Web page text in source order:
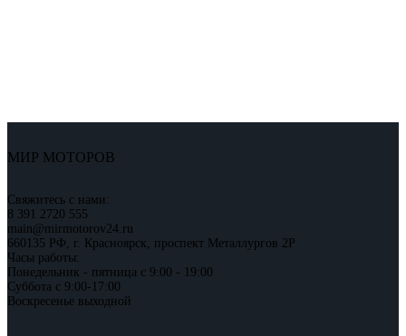
МИР МОТОРОВ
Свяжитесь с нами:
8 391 2720 555
main@mirmotorov24.ru
660135 РФ, г. Красноярск, проспект Металлургов 2Р
Часы работы:
Понедельник - пятница с 9:00 - 19:00
Суббота с 9:00-17:00
Воскресенье выходной